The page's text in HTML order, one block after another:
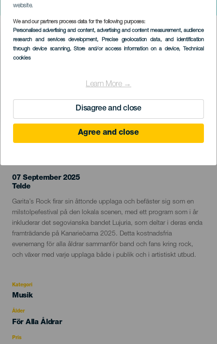
website.
We and our partners process data for the following purposes:
Personalised advertising and content, advertising and content measurement, audience
research and services development, Precise geolocation data, and identification
through device scanning, Store and/or access information on a device, Technical
cookies
Learn More →
Disagree and close
Agree and close
Garita's Rock
Imagen
Listado
07 September 2025
Localidad
Telde
Descripción
del
evento
Garita’s Rock firar sin åttonde upplaga och befäster sig som en
milstolpefestival på den lokala scenen, med ett program som i år
inkluderar det segovianska bandet Lujuria, som deltar i deras enda
framträdande på Kanarieöarna 2025. Detta kostnadsfria
evenemang för alla åldrar sammanför band och fans kring rock,
och växer med varje upplaga både i publik och i artistiskt utbud.
Kategori
Categoría
evento
Musik
Ålder
Edad
För Alla Åldrar
Pris